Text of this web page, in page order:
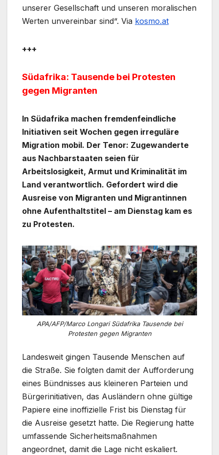
unserer Gesellschaft und unseren moralischen
Werten unvereinbar sind“. Via kosmo.at
+++
Südafrika: Tausende bei Protesten
gegen Migranten
In Südafrika machen fremdenfeindliche
Initiativen seit Wochen gegen irreguläre
Migration mobil. Der Tenor: Zugewanderte
aus Nachbarstaaten seien für
Arbeitslosigkeit, Armut und Kriminalität im
Land verantwortlich. Gefordert wird die
Ausreise von Migranten und Migrantinnen
ohne Aufenthaltstitel – am Dienstag kam es
zu Protesten.
APA/AFP/Marco Longari Südafrika Tausende bei
Protesten gegen Migranten
Landesweit gingen Tausende Menschen auf
die Straße. Sie folgten damit der Aufforderung
eines Bündnisses aus kleineren Parteien und
Bürgerinitiativen, das Ausländern ohne gültige
Papiere eine inoffizielle Frist bis Dienstag für
die Ausreise gesetzt hatte. Die Regierung hatte
umfassende Sicherheitsmaßnahmen
angeordnet, damit die Lage nicht eskaliert.